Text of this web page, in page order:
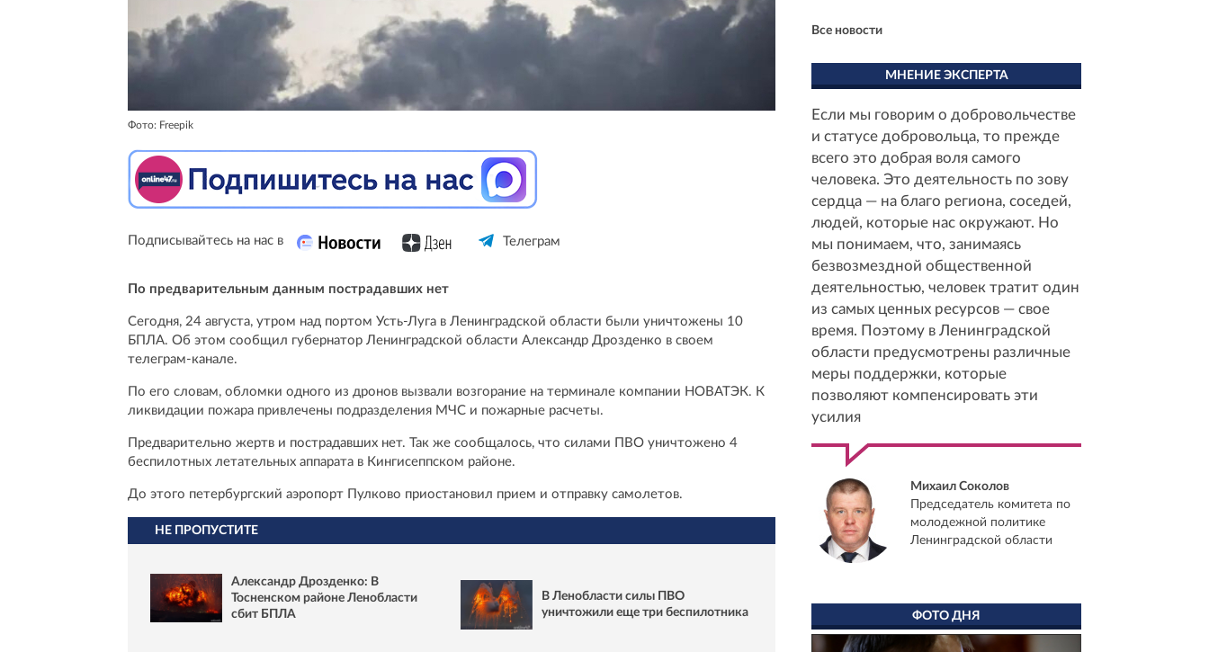
Фото: Freepik
Подписывайтесь на нас в Телеграм
По предварительным данным пострадавших нет
Сегодня, 24 августа, утром над портом Усть-Луга в Ленинградской области были уничтожены 10
БПЛА. Об этом сообщил губернатор Ленинградской области Александр Дрозденко в своем
телеграм-канале.
По его словам, обломки одного из дронов вызвали возгорание на терминале компании НОВАТЭК. К
ликвидации пожара привлечены подразделения МЧС и пожарные расчеты.
Предварительно жертв и пострадавших нет. Так же сообщалось, что силами ПВО уничтожено 4
беспилотных летательных аппарата в Кингисеппском районе.
До этого петербургский аэропорт Пулково приостановил прием и отправку самолетов.
НЕ ПРОПУСТИТЕ
Александр Дрозденко: В
Тосненском районе Ленобласти
сбит БПЛА
В Ленобласти силы ПВО
уничтожили еще три беспилотника
Все новости
МНЕНИЕ ЭКСПЕРТА
Если мы говорим о добровольчестве
и статусе добровольца, то прежде
всего это добрая воля самого
человека. Это деятельность по зову
сердца — на благо региона, соседей,
людей, которые нас окружают. Но
мы понимаем, что, занимаясь
безвозмездной общественной
деятельностью, человек тратит один
из самых ценных ресурсов — свое
время. Поэтому в Ленинградской
области предусмотрены различные
меры поддержки, которые
позволяют компенсировать эти
усилия
Михаил Соколов
Председатель комитета по
молодежной политике
Ленинградской области
ФОТО ДНЯ